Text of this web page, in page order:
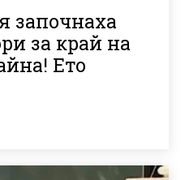
започнаха
за край на
Ето